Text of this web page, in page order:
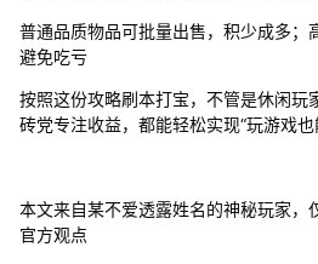
普通品质物品可批量出售，积少成多；
避免吃亏
按照这份攻略刷本打宝，不管是休闲玩
砖党专注收益，都能轻松实现“玩游戏也
本文来自某不爱透露姓名的神秘玩家，
官方观点